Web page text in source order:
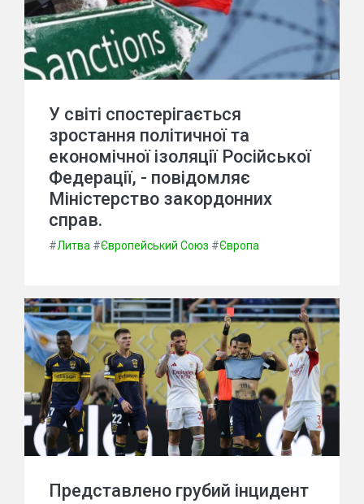
У світі спостерігається
зростання політичної та
економічної ізоляції Російської
Федерації, - повідомляє
Міністерство закордонних
справ.
#Литва #Європейський Союз #Європа
Представлено грубий інцидент